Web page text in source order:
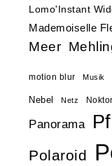
Lomo'Instant
Mademoiselle
Meer
motion blur Musik
Nebel Netz
Panorama
Polaroid